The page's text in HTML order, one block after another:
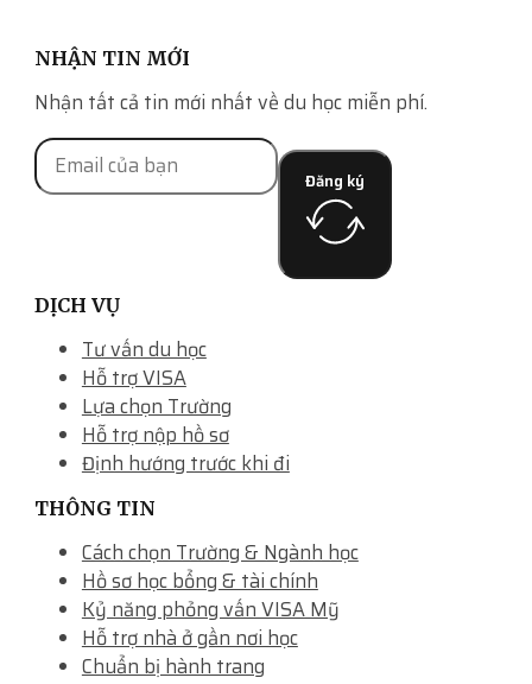
NHẬN TIN MỚI
Nhận tất cả tin mới nhất về du học miễn phí.
Đăng ký
DỊCH VỤ
Tư vấn du học
Hỗ trợ VISA
Lựa chọn Trường
Hỗ trợ nộp hồ sơ
Định hướng trước khi đi
THÔNG TIN
Cách chọn Trường & Ngành học
Hồ sơ học bổng & tài chính
Kỷ năng phỏng vấn VISA Mỹ
Hỗ trợ nhà ở gần nơi học
Chuẩn bị hành trang